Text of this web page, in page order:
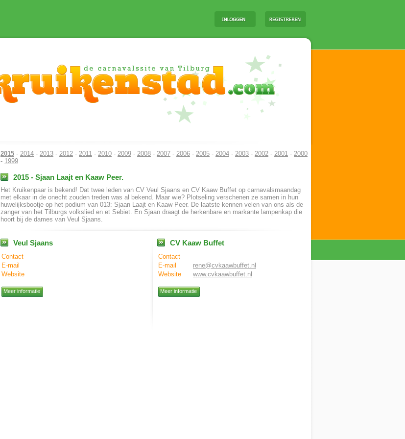
2015 - 2014 - 2013 - 2012 - 2011 - 2010 - 2009 - 2008 - 2007 - 2006 - 2005 - 2004 - 2003 - 2002 - 2001 - 2000
- 1999
2015 - Sjaan Laajt en Kaaw Peer.
Het Kruikenpaar is bekend! Dat twee leden van CV Veul Sjaans en CV Kaaw Buffet op carnavalsmaandag
met elkaar in de onecht zouden treden was al bekend. Maar wie? Plotseling verschenen ze samen in hun
huwelijksbootje op het podium van 013: Sjaan Laajt en Kaaw Peer. De laatste kennen velen van ons als de
zanger van het Tilburgs volkslied en et Sebiet. En Sjaan draagt de herkenbare en markante lampenkap die
hoort bij de dames van Veul Sjaans.
Veul Sjaans
Contact
E-mail
Website
Meer informatie
CV Kaaw Buffet
Contact
E-mail
rene@cvkaawbuffet.nl
Website
www.cvkaawbuffet.nl
Meer informatie